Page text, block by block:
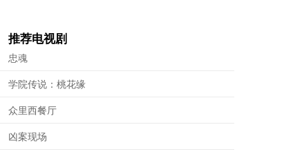
推荐电视剧
忠魂
学院传说：桃花缘
众里西餐厅
凶案现场